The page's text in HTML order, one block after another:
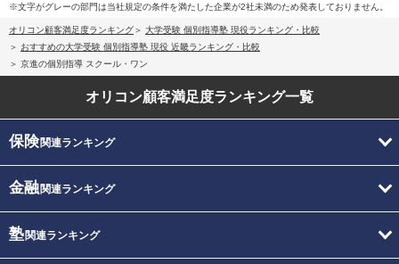
※文字がグレーの部門は当社規定の条件を満たした企業が2社未満のため発表しておりません。
オリコン顧客満足度ランキング
大学受験 個別指導塾 現役ランキング・比較
おすすめの大学受験 個別指導塾 現役 近畿ランキング・比較
京進の個別指導 スクール・ワン
オリコン顧客満足度ランキング一覧
保険関連ランキング
金融関連ランキング
塾関連ランキング